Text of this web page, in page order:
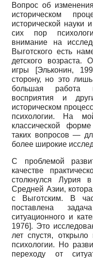
Вопрос об
историческом
исторической науки
сих пор
внимание на
Выготско­го есть
детского возраста.
игры
[Эльконин,
сторону, но это
большая работа
восприятия и
историческом
психологии. На
классической
таких вопросов —
более широкие
С проблемой
качестве
столкнулся Лурия
Средней Азии,
с Выготским. В
поставлена
ситуационного и
1976]. Это
лет спустя,
психологии. Но
переходу от